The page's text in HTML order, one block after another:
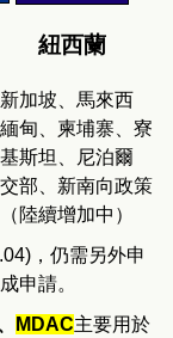
紐西蘭
加坡、馬來西
甸、柬埔寨、寮
斯坦、尼泊爾
部、 新南向政策
陸續增加中）
，仍需另外申
申請。
MDAC主要用於